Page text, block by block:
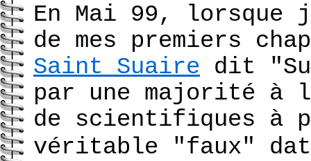
En Mai 99,
de mes premiers
Saint Suaire dit
par une majorité à
de scientifiques à
véritable "faux"